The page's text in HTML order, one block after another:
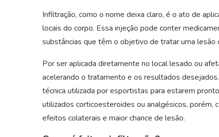
Infiltração, como o nome deixa claro, é o ato de
locais do corpo. Essa injeção pode conter
substâncias que têm o objetivo de tratar uma lesão
Por ser aplicada diretamente no local lesado ou
acelerando o tratamento e os resultados
técnica utilizada por esportistas para estarem
utilizados corticoesteroides ou analgésicos, porém,
efeitos colaterais e maior chance de lesão.